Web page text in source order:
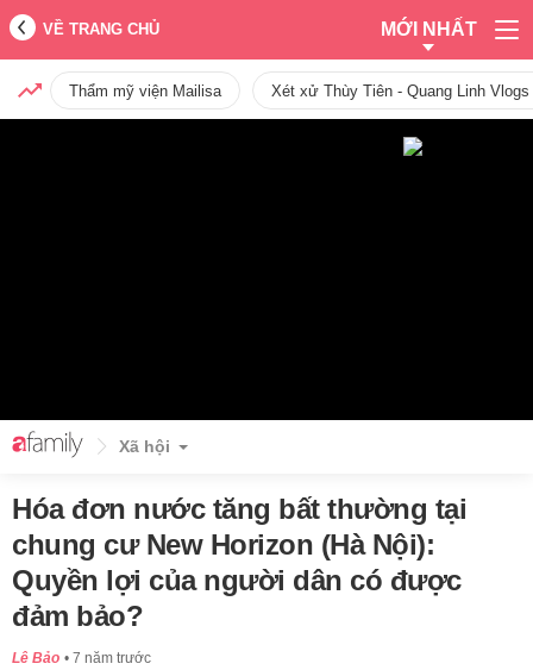
VỀ TRANG CHỦ MỚI NHẤT
Thẩm mỹ viện Mailisa Xét xử Thùy Tiên - Quang Linh
Xã hội
Hóa đơn nước tăng bất thường tại
chung cư New Horizon (Hà Nội):
Quyền lợi của người dân có được
đảm bảo?
Lê Bảo 7 năm trước